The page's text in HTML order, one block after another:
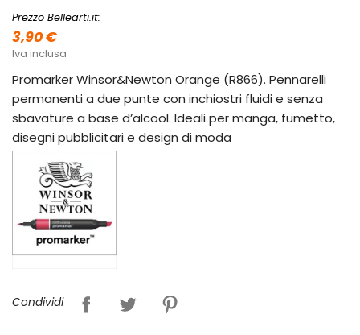
Prezzo Bellearti.it:
3,90 €
Iva inclusa
Promarker Winsor&Newton Orange (R866). Pennarelli
permanenti a due punte con inchiostri fluidi e senza
sbavature a base d’alcool. Ideali per manga, fumetto,
disegni pubblicitari e design di moda
Condividi